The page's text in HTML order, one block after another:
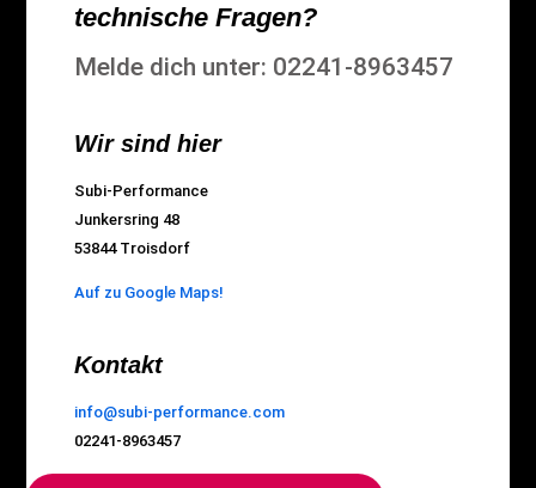
technische Fragen?
Melde dich unter: 02241-8963457
Wir sind hier
Subi-Performance
Junkersring 48
53844 Troisdorf
Auf zu Google Maps!
Kontakt
info@subi-performance.com
02241-8963457